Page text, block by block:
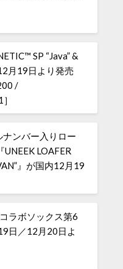
SP “Java” &
月19日より発売
/
ナンバー入りロー
LOAFER
』が国内12月19
ラボソックス第6
日／12月20日よ